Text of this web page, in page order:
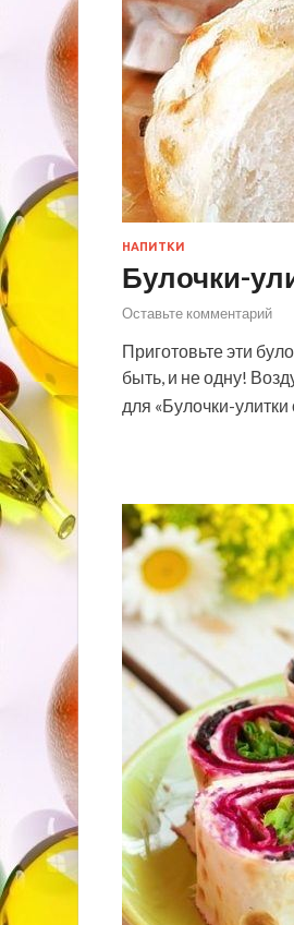
НАПИТКИ
Булочки-
Оставьте комментарий
Приготовьте эти
быть, и не одну!
для «Булочки-